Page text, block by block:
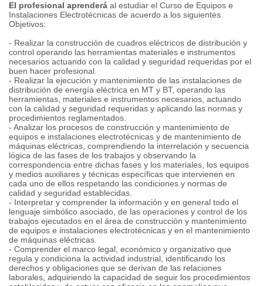
El profesional aprenderá al estudiar el Curso de Equipos e
Instalaciones Electrotécnicas de acuerdo a los siguientes
Objetivos:
- Realizar la construcción de cuadros eléctricos de distribución y
control operando las herramientas materiales e instrumentos
necesarios actuando con la calidad y seguridad requeridas por el
buen hacer profesional.
- Realizar la ejecución y mantenimiento de las instalaciones de
distribución de energía eléctrica en MT y BT, operando las
herramientas, materiales e instrumentos necesarios, actuando
con la calidad y seguridad requeridas y aplicando las normas y
procedimientos reglamentados.
- Analizar los procesos de construcción y mantenimiento de
equipos e instalaciones electrotécnicas y de mantenimiento de
máquinas eléctricas, comprendiendo la interrelación y secuencia
lógica de las fases de los trabajos y observando la
correspondencia entre dichas fases y los materiales, los equipos
y medios auxiliares y técnicas específicas que intervienen en
cada uno de ellos respetando las condiciones y normas de
calidad y seguridad establecidas.
- Interpretar y comprender la información y en general todo el
lenguaje simbólico asociado, de las operaciones y control de los
trabajos ejecutados en el área de construcción y mantenimiento
de equipos e instalaciones electrotécnicas y en el mantenimiento
de máquinas eléctricas.
- Comprender el marco legal, económico y organizativo que
regula y condiciona la actividad industrial, identificando los
derechos y obligaciones que se derivan de las relaciones
laborales, adquiriendo la capacidad de seguir los procedimientos